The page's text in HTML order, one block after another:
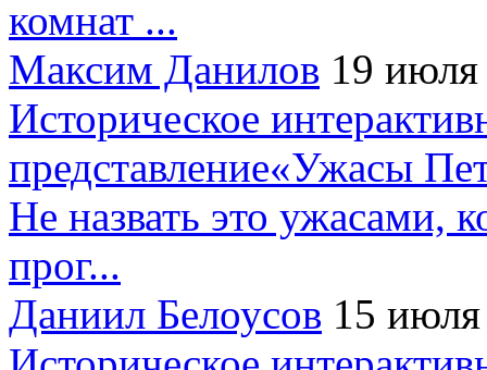
комнат ...
Максим Данилов 19
Историческое
представление«Ужасы
Не назвать это ужасами,
прог...
Даниил Белоусов 15